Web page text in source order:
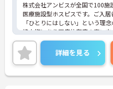
株式会社アンビスが全国で100施
医療施設型ホスピスです。ご入
「ひとりにはしない」という理
終末期にあり医療依存度の高い
医療を支える社会的意義の高い
す。現場には看護師が24時間常駐
時の対応や医療行為は看護師が
者研修や実務者研修の方も食事
の生活を支えるケアに専念でき
詳細を見る